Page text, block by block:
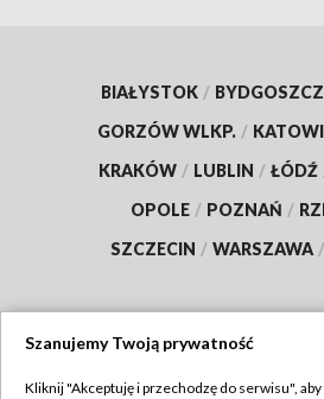
BIAŁYSTOK / BYDGOSZCZ
GORZÓW WLKP. /
KRAKÓW / LUBLIN / ŁÓDŹ
OPOLE / POZNAŃ /
SZCZECIN / WARSZAWA /
Szanujemy Twoją prywatność
Kliknij "Akceptuję i przechodzę do serwisu",